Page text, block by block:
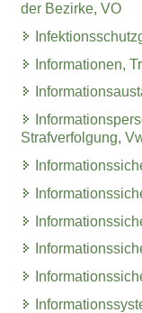
der Bezirke, VO
Informationen,
Strafverfolgung,